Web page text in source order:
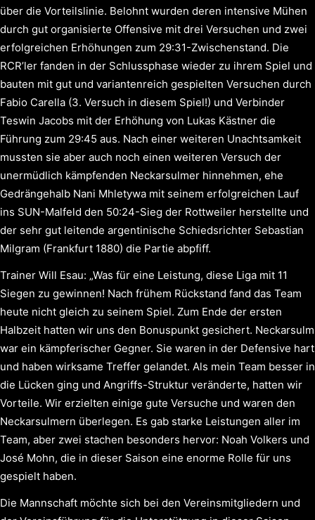
über die Vorteilslinie. Belohnt wurden deren intensive Mühen
durch gut organisierte Offensive mit drei Versuchen und zwei
erfolgreichen Erhöhungen zum 29:31-Zwischenstand. Die
RCR’ler fanden in der Schlussphase wieder zu ihrem Spiel und
bauten mit gut und variantenreich gespielten Versuchen durch
Fabio Carella (3. Versuch in diesem Spiel!) und Verbinder
Teswin Jacobs mit der Erhöhung von Lukas Kästner die
Führung zum 29:45 aus. Nach einer weiteren Unachtsamkeit
mussten sie aber auch noch einen weiteren Versuch der
unermüdlich kämpfenden Neckarsulmer hinnehmen, ehe
Gedrängehalb Nani Mhletywa mit seinem erfolgreichen Lauf
ins SUN-Malfeld den 50:24-Sieg der Rottweiler herstellte und
der sehr gut leitende argentinische Schiedsrichter Sebastian
Milgram (Frankfurt 1880) die Partie abpfiff.
Trainer Will Esau: „Was für eine Leistung, diese Liga mit 11
Siegen zu gewinnen! Nach frühem Rückstand fand das Team
heute nicht gleich zu seinem Spiel. Zum Ende der ersten
Halbzeit hatten wir uns den Bonuspunkt gesichert. Neckarsulm
war ein kämpferischer Gegner. Sie waren in der Defensive hart
und haben wirksame Treffer gelandet. Als mein Team besser in
die Lücken ging und Angriffs-Struktur veränderte, hatten wir
Vorteile. Wir erzielten einige gute Versuche und waren den
Neckarsulmern überlegen. Es gab starke Leistungen aller im
Team, aber zwei stachen besonders hervor: Noah Volkers und
José Mohn, die in dieser Saison eine enorme Rolle für uns
gespielt haben.
Die Mannschaft möchte sich bei den Vereinsmitgliedern und